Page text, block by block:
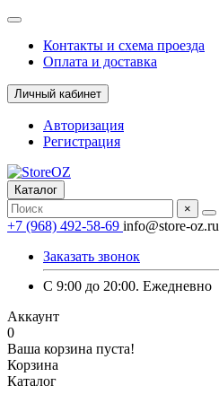
Контакты и схема проезда
Оплата и доставка
Личный кабинет
Авторизация
Регистрация
Каталог
×
+7 (968) 492-58-69 info@store-oz.ru
Заказать звонок
C 9:00 до 20:00. Ежедневно
Аккаунт
0
Ваша корзина пуста!
Корзина
Каталог